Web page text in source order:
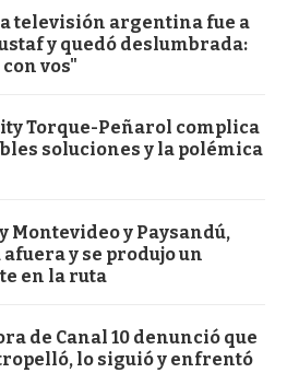
televisión argentina fue a
y quedó deslumbrada:
vos"
Torque-Peñarol complica
soluciones y la polémica
Montevideo y Paysandú,
y se produjo un
en la ruta
de Canal 10 denunció que
lo siguió y enfrentó